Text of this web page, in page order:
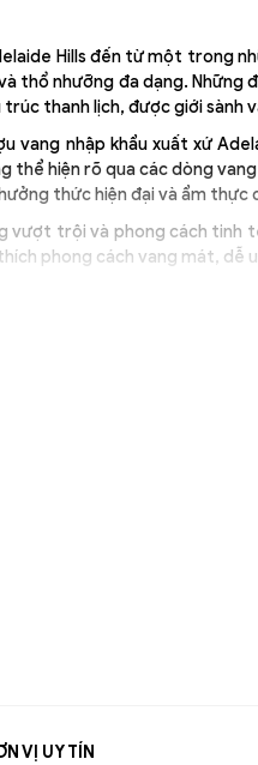
Hills đến từ một trong
thổ nhưỡng đa dạng. Những
thanh lịch, được giới sành
vang nhập khẩu xuất xứ
thể hiện rõ qua các dòng
thức hiện đại và ẩm thực
vượt trội và phong cách tinh
phong cách vang mát, dễ
ngay bộ sưu tập rượu vang
VỊ UY TÍN